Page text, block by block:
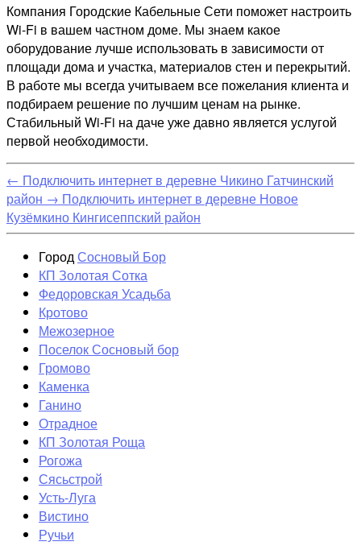
Компания Городские Кабельные Сети поможет настроить
Wi-Fi в вашем частном доме. Мы знаем какое
оборудование лучше использовать в зависимости от
площади дома и участка, материалов стен и перекрытий.
В работе мы всегда учитываем все пожелания клиента и
подбираем решение по лучшим ценам на рынке.
Стабильный Wi-Fi на даче уже давно является услугой
первой необходимости.
← Подключить интернет в деревне Чикино Гатчинский
район → Подключить интернет в деревне Новое
Кузёмкино Кингисеппский район
ГородСосновый Бор
КП Золотая Сотка
Федоровская Усадьба
Кротово
Межозерное
Поселок Сосновый бор
Громово
Каменка
Ганино
Отрадное
КП Золотая Роща
Рогожа
Сясьстрой
Усть-Луга
Вистино
Ручьи